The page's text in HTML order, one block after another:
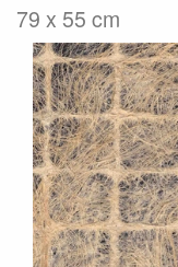
79 x 55 cm